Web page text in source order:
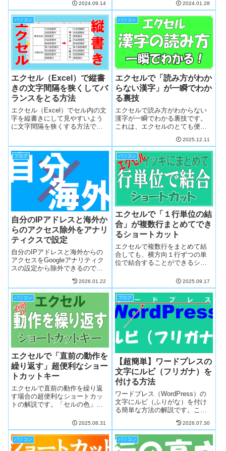
た。クレカ登録が気がかりで導
入をためらっていた方も今日か
らキーワードプランナーを無料
で使うことができます。簡単で
すので一緒にやりましょ！
2024.09.14
も、もちろん人物でも切り抜い
て貼り付けることができますの
で超便利です。一緒に便利しま
2024.01.28
パソコン
エクセル（Excel）で縦書
きの文字間隔を狭くしてバ
ランスをとる方法
エクセル（Excel）でセル内の文
字を縦書きにして見やすいよう
に文字間隔を狭くする方法で
使い、文字間隔を狭くするのは
「＠」を使います。画像を見な
がら解説しますので簡単です。
一緒にやりましょ！
パソコン
エクセルで「読み方がわか
らない漢字」が一瞬でわか
る裏技
エクセルで読み方がわからない
漢字が一瞬でわかる裏技です。
これは、エクセルのとても便利
読み方をショートカットで簡単
に表示できてしまうツールで
す。今日からコピペで調べなく
ても一瞬でわかりますので、一
緒にやりましょ！
2025.12.11
ブログ
自分のIPアドレスと海外か
らのアクセス除外をアナリ
ティクスで設定
自分のIPアドレスと海外からの
アクセスをGoogleアナリティク
スの設定から除外できるので簡
調べ方から除外設定まで初心者
の方もわかりやすいように実際
の画像を見ながら丁寧に解説し
ますので安心して下さい。一緒
にやりましょ！
2026.01.22
パソコン
エクセルで「１行単位の結
合」が複数行まとめてでき
るショートカット
エクセルで複数行をまとめて結
合しても、横方向１行ずつの単
位で結合することができるショ
行単位のセルの結合がまとめて
できますのでとても作業が捗り
ます。とても簡単ですので、一
緒に覚えちゃいましょ！
2025.09.17
パソコン
エクセルで「直前の動作を
繰り返す」超便利なショー
トカットキー
エクセルで直前の動作を繰り返
す場合の超便利なショートカッ
トの解説です。「セルの色」や
ど、同じ動作を繰り返すにはコ
レ最高です。実はこのショート
カットキーはWordなどでも使え
る優れモノなのです。とっても
2025.08.31
ブログ
【超簡単】ワードプレスの
文字にルビ（フリガナ）を
付ける方法
ワードプレス（WordPress）の
文字にルビ（ふりがな）を付け
る簡単な方法の解説です。この
次第であなただけのオリジナル
の文章を創ることもできてしま
います。画像を見ながらわかり
2026.07.30
パソコン パソコン